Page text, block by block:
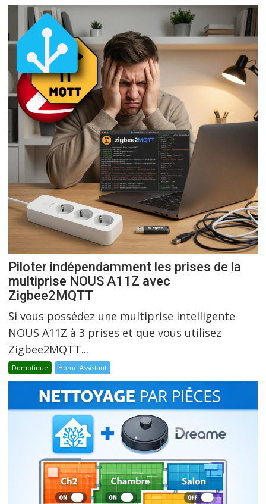
Piloter indépendamment les prises de la
multiprise NOUS A11Z avec
Zigbee2MQTT
Si vous possédez une multiprise intelligente
NOUS A11Z à 3 prises et que vous utilisez
Zigbee2MQTT...
Domotique Home Assistant